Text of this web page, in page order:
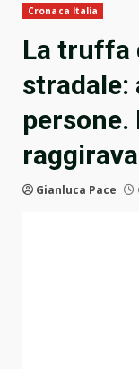
Cronaca Italia
La truffa
stradale:
persone.
Gianluca Pace